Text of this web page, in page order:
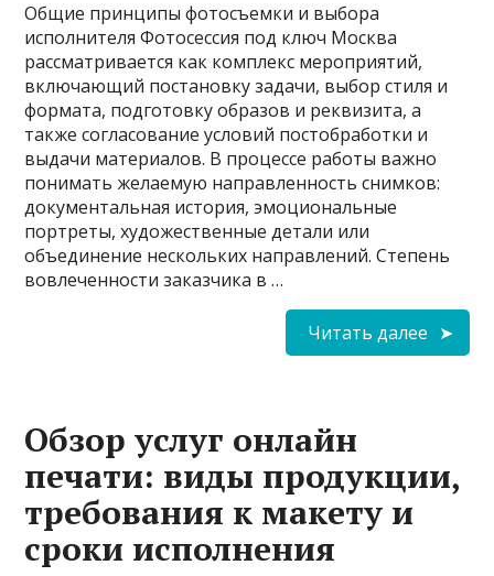
Общие принципы фотосъемки и выбора
исполнителя Фотосессия под ключ Москва
рассматривается как комплекс мероприятий,
включающий постановку задачи, выбор стиля и
формата, подготовку образов и реквизита, а
также согласование условий постобработки и
выдачи материалов. В процессе работы важно
понимать желаемую направленность снимков:
документальная история, эмоциональные
портреты, художественные детали или
объединение нескольких направлений. Степень
вовлеченности заказчика в …
Читать далее
Обзор услуг онлайн
печати: виды продукции,
требования к макету и
сроки исполнения